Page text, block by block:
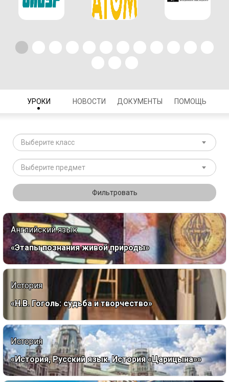
УРОКИ НОВОСТИ ДОКУМЕНТЫ ПОМОЩЬ
Выберите класс
Выберите предмет
Фильтровать
Английский язык
«Этапы познания живой природы»
История
«Н.В. Гоголь: судьба и творчество»
История
«История, Русский язык. История «Царицына»»